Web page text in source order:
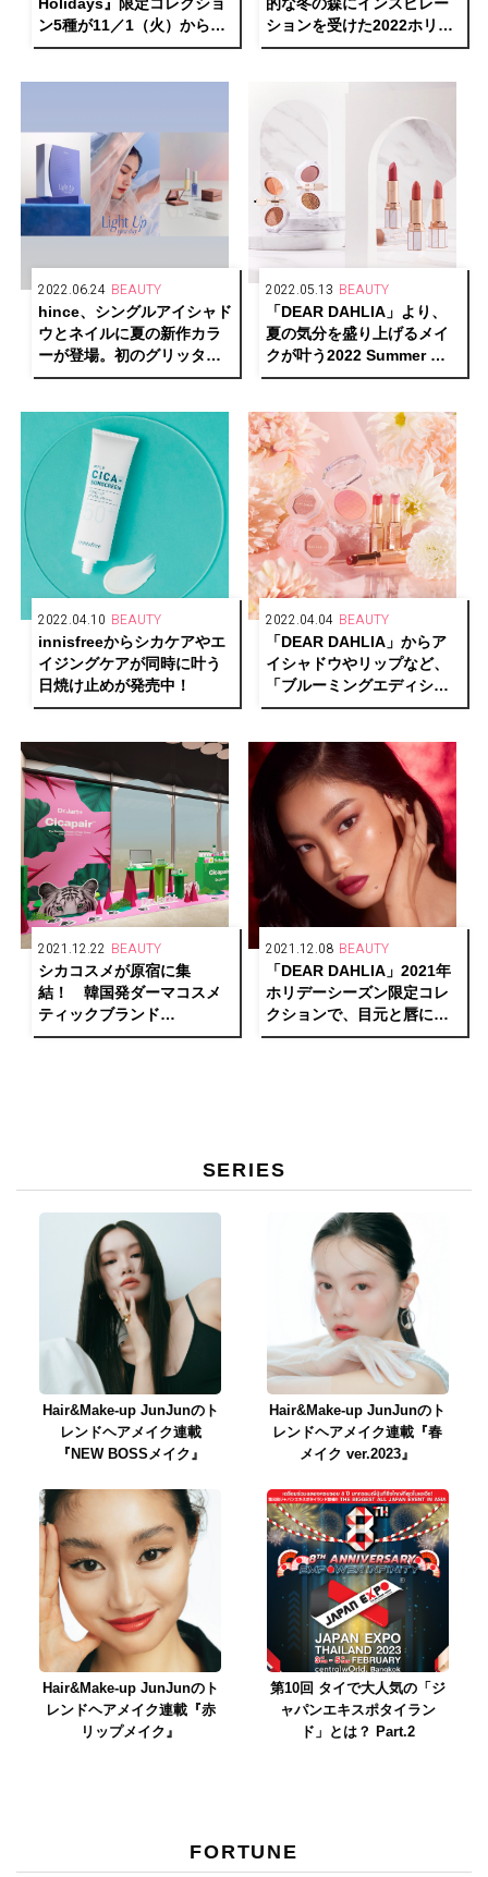
Holidays』限定コレクショ
ン5種が11／1（火）から数
量限定発売
的な冬の森にインスピレー
ションを受けた2022ホリデ
ー限定コレクションが登場
2022.06.24 BEAUTY
hince、シングルアイシャド
ウとネイルに夏の新作カラ
ーが登場。初のグリッター
タイプも
2022.05.13 BEAUTY
「DEAR DAHLIA」より、
夏の気分を盛り上げるメイ
クが叶う2022 Summer 新
作コレクション「ロマンチ
ン」が発売！
2022.04.10 BEAUTY
innisfreeからシカケアやエ
イジングケアが同時に叶う
日焼け止めが発売中！
2022.04.04 BEAUTY
「DEAR DAHLIA」からア
イシャドウやリップなど、
「ブルーミングエディショ
ン シーズン4 – ドリーミー
が発売
2021.12.22 BEAUTY
シカコスメが原宿に集
結！ 韓国発ダーマコスメ
ティックブランド
「Dr.Jart+」が日本初のポッ
2021.12.08 BEAUTY
「DEAR DAHLIA」2021年
ホリデーシーズン限定コレ
クションで、目元と唇に多
彩な輝きを。
SERIES
Hair&Make-up JunJunのト
レンドヘアメイク連載
『NEW BOSSメイク』
Hair&Make-up JunJunのト
レンドヘアメイク連載『春
メイク ver.2023』
Hair&Make-up JunJunのト
レンドヘアメイク連載『赤
リップメイク』
第10回 タイで大人気の「ジ
ャパンエキスポタイラン
ド」とは？ Part.2
FORTUNE